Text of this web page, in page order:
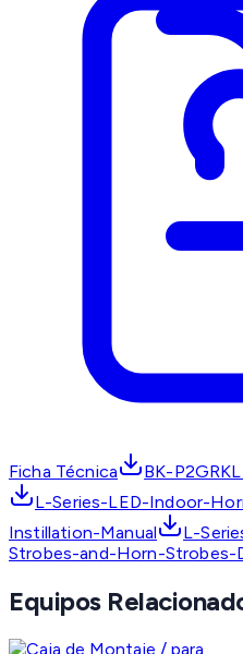
Ficha Técnica
BK-
L-Series-LED-Indoor-
Instillation-Manual
L-
Strobes-and-Horn-Strobes-
Equipos